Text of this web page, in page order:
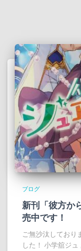
ブログ
新刊「彼方か
売中です！
ご無沙汰しており
した！ 小学舘ジュ